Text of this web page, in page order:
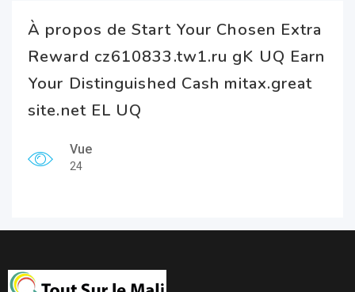
À propos de Start Your Chosen Extra
Reward cz610833.tw1.ru gK UQ Earn
Your Distinguished Cash mitax.great
site.net EL UQ
Vue
24